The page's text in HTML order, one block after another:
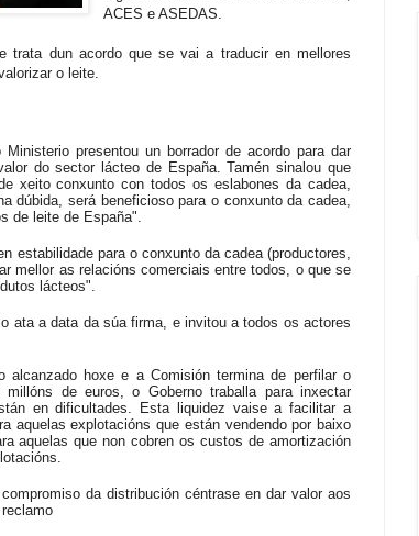
ACES e ASEDAS.
trata dun acordo que se vai a traducir en mellores
o leite.
presentou un borrador de acordo para dar
do sector lácteo de España. Tamén sinalou que
xeito conxunto con todos os eslabones da cadea,
dúbida, será beneficioso para o conxunto da cadea,
de leite de España".
estabilidade para o conxunto da cadea (productores,
mellor as relacións comerciais entre todos, o que se
lácteos".
ata a data da súa firma, e invitou a todos os actores
alcanzado hoxe e a Comisión termina de perfilar o
de euros, o Goberno traballa para inxectar
en dificultades. Esta liquidez vaise a facilitar a
aquelas explotacións que están vendendo por baixo
aquelas que non cobren os custos de amortización
da distribución céntrase en dar valor aos